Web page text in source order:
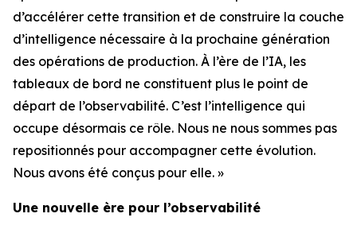
d’accélérer cette transition et de construire la couche
d’intelligence nécessaire à la prochaine génération
des opérations de production. À l’ère de l’IA, les
tableaux de bord ne constituent plus le point de
départ de l’observabilité. C’est l’intelligence qui
occupe désormais ce rôle. Nous ne nous sommes pas
repositionnés pour accompagner cette évolution.
Nous avons été conçus pour elle. »
Une nouvelle ère pour l’observabilité